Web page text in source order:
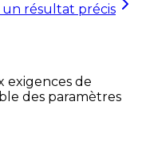
résultat précis
exigences de
des paramètres